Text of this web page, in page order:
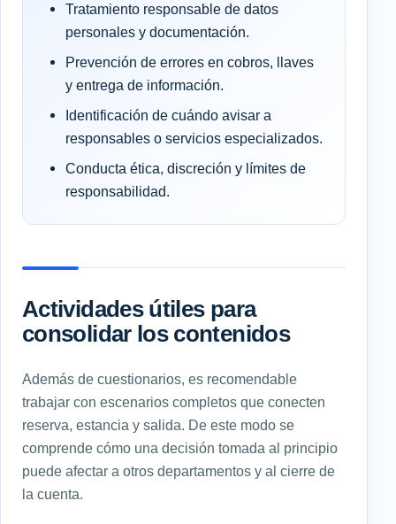
Tratamiento responsable de datos
personales y documentación.
Prevención de errores en cobros, llaves
y entrega de información.
Identificación de cuándo avisar a
responsables o servicios especializados.
Conducta ética, discreción y límites de
responsabilidad.
Actividades útiles para
consolidar los contenidos
Además de cuestionarios, es recomendable
trabajar con escenarios completos que conecten
reserva, estancia y salida. De este modo se
comprende cómo una decisión tomada al principio
puede afectar a otros departamentos y al cierre de
la cuenta.